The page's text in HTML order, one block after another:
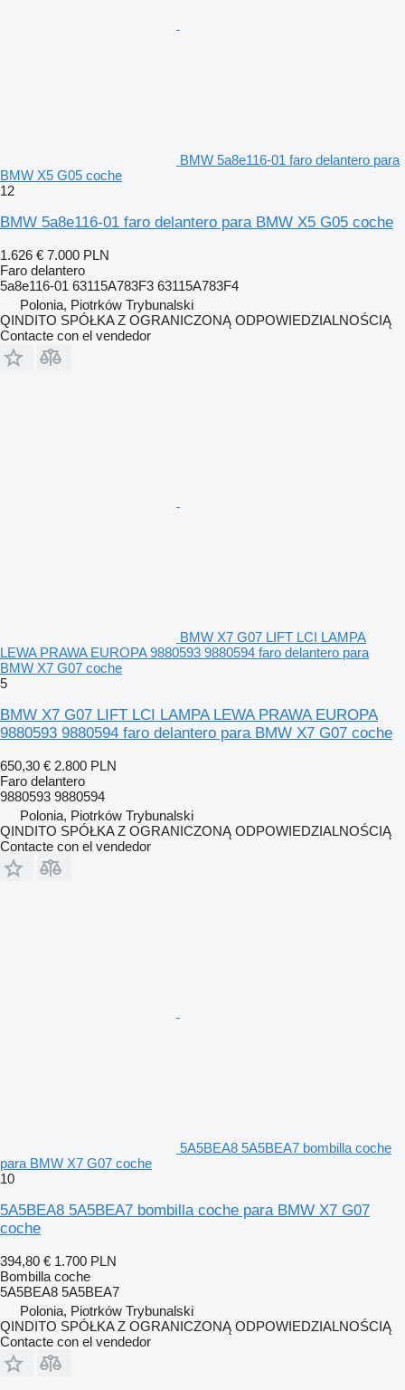
BMW 5a8e116-01 faro delantero para
BMW X5 G05 coche
12
BMW 5a8e116-01 faro delantero para BMW X5 G05 coche
1.626 € 7.000 PLN
Faro delantero
5a8e116-01 63115A783F3 63115A783F4
Polonia, Piotrków Trybunalski
QINDITO SPÓŁKA Z OGRANICZONĄ ODPOWIEDZIALNOŚCIĄ
Contacte con el vendedor
BMW X7 G07 LIFT LCI LAMPA
LEWA PRAWA EUROPA 9880593 9880594 faro delantero para
BMW X7 G07 coche
5
BMW X7 G07 LIFT LCI LAMPA LEWA PRAWA EUROPA
9880593 9880594 faro delantero para BMW X7 G07 coche
650,30 € 2.800 PLN
Faro delantero
9880593 9880594
Polonia, Piotrków Trybunalski
QINDITO SPÓŁKA Z OGRANICZONĄ ODPOWIEDZIALNOŚCIĄ
Contacte con el vendedor
5A5BEA8 5A5BEA7 bombilla coche
para BMW X7 G07 coche
10
5A5BEA8 5A5BEA7 bombilla coche para BMW X7 G07
coche
394,80 € 1.700 PLN
Bombilla coche
5A5BEA8 5A5BEA7
Polonia, Piotrków Trybunalski
QINDITO SPÓŁKA Z OGRANICZONĄ ODPOWIEDZIALNOŚCIĄ
Contacte con el vendedor